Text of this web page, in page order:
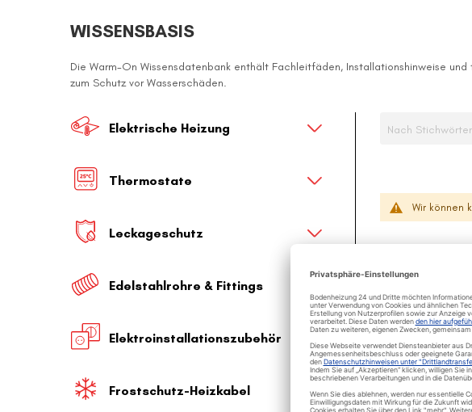
WISSENSBASIS
Die Warm-On Wissensdatenbank enthält Fachleitfäden, Installationshinweise
zum Schutz vor Wasserschäden.
Wir können
Elektrische Heizung
Thermostate
Leckageschutz
Edelstahlrohre & Fittings
Elektroinstallationszubehör
Frostschutz-Heizkabel